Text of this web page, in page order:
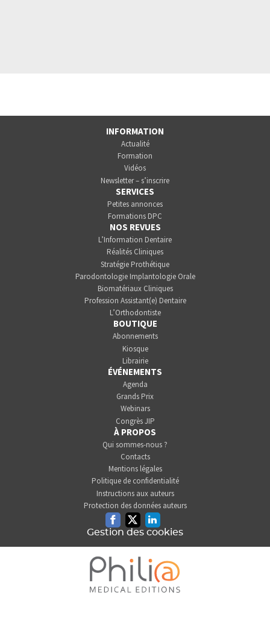
INFORMATION
Actualité
Formation
Vidéos
Newsletter – s’inscrire
SERVICES
Petites annonces
Formations DPC
NOS REVUES
L’Information Dentaire
Réalités Cliniques
Stratégie Prothétique
Parodontologie Implantologie Orale
Biomatériaux Cliniques
Profession Assistant(e) Dentaire
L’Orthodontiste
BOUTIQUE
Abonnements
Kiosque
Librairie
ÉVÉNEMENTS
Agenda
Grands Prix
Webinars
Congrès JIP
À PROPOS
Qui sommes-nous ?
Contacts
Mentions légales
Politique de confidentialité
Instructions aux auteurs
Protection des données auteurs
FacebookTwitterLinkedin
Gestion des cookies